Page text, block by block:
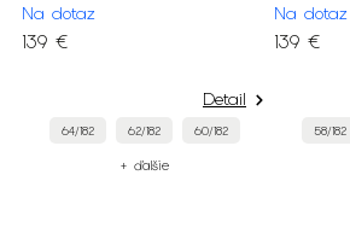
Na dotaz
139 €
Detail
64/182 62/182 60/182
+ ďalšie
Na dotaz
139 €
58/182